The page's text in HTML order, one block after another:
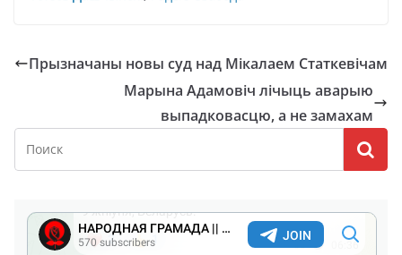
Прызначаны новы суд над Мікалаем Статкевічам
Марына Адамовіч лічыць аварыю
выпадковасцю, а не замахам